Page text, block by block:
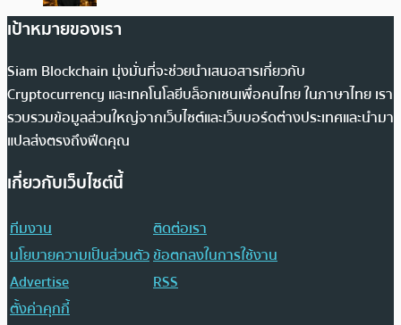
เป้าหมายของเรา
Siam Blockchain มุ่งมั่นที่จะช่วยนำเสนอสารเกี่ยวกับ
Cryptocurrency และเทคโนโลยีบล็อกเชนเพื่อคนไทย ในภาษาไทย เรา
รวบรวมข้อมูลส่วนใหญ่จากเว็บไซต์และเว็บบอร์ดต่างประเทศและนำมา
แปลส่งตรงถึงฟีดคุณ
เกี่ยวกับเว็บไซต์นี้
ทีมงาน
ติดต่อเรา
นโยบายความเป็นส่วนตัวข้อตกลงในการใช้งาน
Advertise
RSS
ตั้งค่าคุกกี้